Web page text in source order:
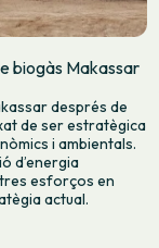
biogàs Makassar
després de
de ser estratègica
i ambientals.
d’energia
esforços en
actual.